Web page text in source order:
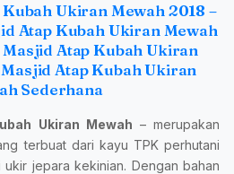
Ukiran Mewah 2018 –
Atap Kubah Ukiran Mewah
Atap Kubah Ukiran
Atap Kubah Ukiran
Sederhana
Ukiran Mewah – merupakan
terbuat dari kayu TPK perhutani
jepara kekinian. Dengan bahan